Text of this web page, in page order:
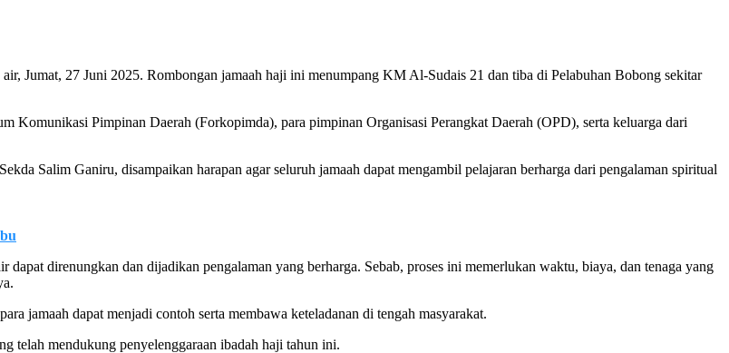
Jumat, 27 Juni 2025. Rombongan jamaah haji ini menumpang KM Al-Sudais 21 dan tiba di Pelabuhan Bobong sekitar
Komunikasi Pimpinan Daerah (Forkopimda), para pimpinan Organisasi Perangkat Daerah (OPD), serta keluarga dari
Salim Ganiru, disampaikan harapan agar seluruh jamaah dapat mengambil pelajaran berharga dari pengalaman spiritual
dapat direnungkan dan dijadikan pengalaman yang berharga. Sebab, proses ini memerlukan waktu, biaya, dan tenaga yang
jamaah dapat menjadi contoh serta membawa keteladanan di tengah masyarakat.
telah mendukung penyelenggaraan ibadah haji tahun ini.